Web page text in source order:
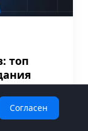
топ
Согласен